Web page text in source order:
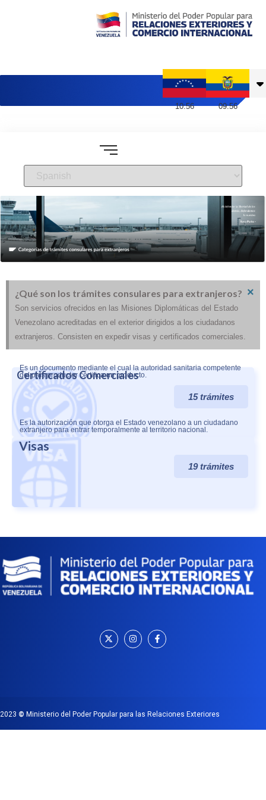
10:56 09:56
¿Qué son los trámites consulares para extranjeros?
Son servicios ofrecidos en las Misiones Diplomáticas del Estado
Venezolano acreditadas en el exterior dirigidos a los ciudadanos
extranjeros. Consisten en expedir visas y certificados comerciales.
×
Certificados Comerciales
Es un documento mediante el cual la autoridad sanitaria competente
del país productor certifica un producto.
15 trámites
Visas
Es la autorización que otorga el Estado venezolano a un ciudadano
extranjero para entrar temporalmente al territorio nacional.
19 trámites
2023 © Ministerio del Poder Popular para las Relaciones Exteriores